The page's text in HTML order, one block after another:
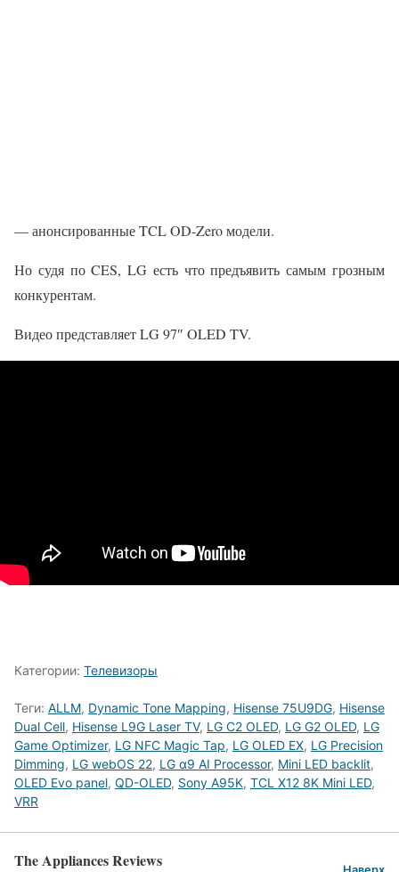
— анонсированные TCL OD-Zero модели.
Но судя по CES, LG есть что предъявить самым грозным
конкурентам.
Видео представляет LG 97″ OLED TV.
Категории: Телевизоры
Теги: ALLM, Dynamic Tone Mapping, Hisense 75U9DG, Hisense
Dual Cell, Hisense L9G Laser TV, LG C2 OLED, LG G2 OLED, LG
Game Optimizer, LG NFC Magic Tap, LG OLED EX, LG Precision
Dimming, LG webOS 22, LG α9 AI Processor, Mini LED backlit,
OLED Evo panel, QD-OLED, Sony A95K, TCL X12 8K Mini LED,
VRR
The Appliances Reviews